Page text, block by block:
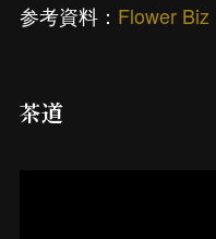
参考資料： Flower
茶道